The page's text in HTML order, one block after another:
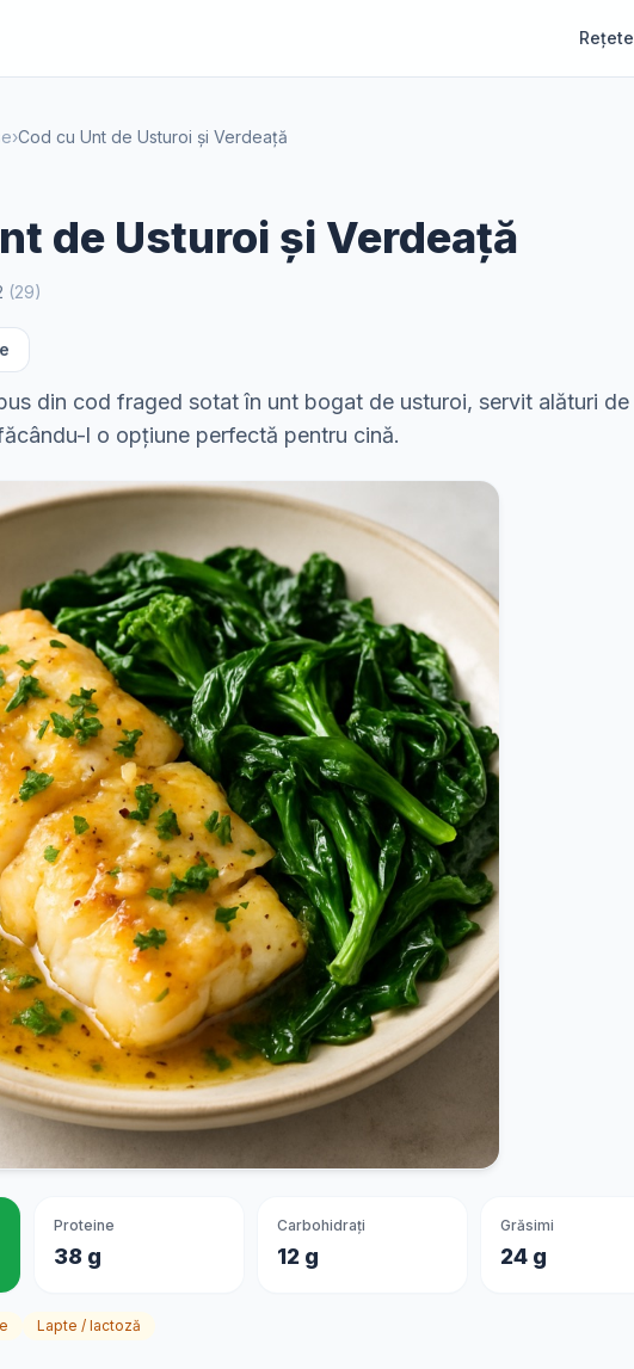
Rețete
›Cod cu Unt de Usturoi și Verdeață
de Usturoi și Verdeață
(29)
din cod fraged sotat în unt bogat de usturoi, servit alături de
l o opțiune perfectă pentru cină.
Proteine
38 g
Carbohidrați
12 g
Grăsimi
24 g
Lapte / lactoză